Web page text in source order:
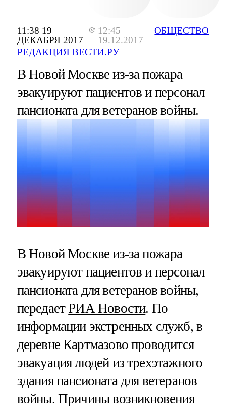
11:38 19
ДЕКАБРЯ 2017
12:45
19.12.2017
РЕДАКЦИЯ ВЕСТИ.РУ
ОБЩЕСТВО
В Новой Москве из-за пожара
эвакуируют пациентов и персонал
пансионата для ветеранов войны.
В Новой Москве из-за пожара
эвакуируют пациентов и персонал
пансионата для ветеранов войны,
передаетРИА Новости. По
информации экстренных служб, в
деревне Картмазово проводится
эвакуация людей из трехэтажного
здания пансионата для ветеранов
войны. Причины возникновения